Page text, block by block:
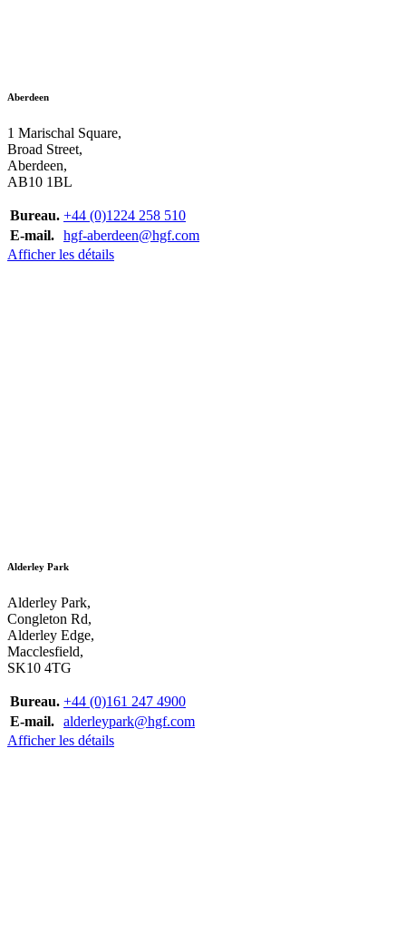
Aberdeen
1 Marischal Square,
Broad Street,
Aberdeen,
AB10 1BL
Bureau. +44 (0)1224 258 510
E-mail. hgf-aberdeen@hgf.com
Afficher les détails
Alderley Park
Alderley Park,
Congleton Rd,
Alderley Edge,
Macclesfield,
SK10 4TG
Bureau. +44 (0)161 247 4900
E-mail. alderleypark@hgf.com
Afficher les détails